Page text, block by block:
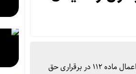
ندای زاگرس – احمد کرمی روز سه‌شنبه ۱۹ فروردین ماه ۱۴۰۴ در نشست شورای آموزش و پرورش استان از اعمال ماده ۱۱۲ در برقراری حق